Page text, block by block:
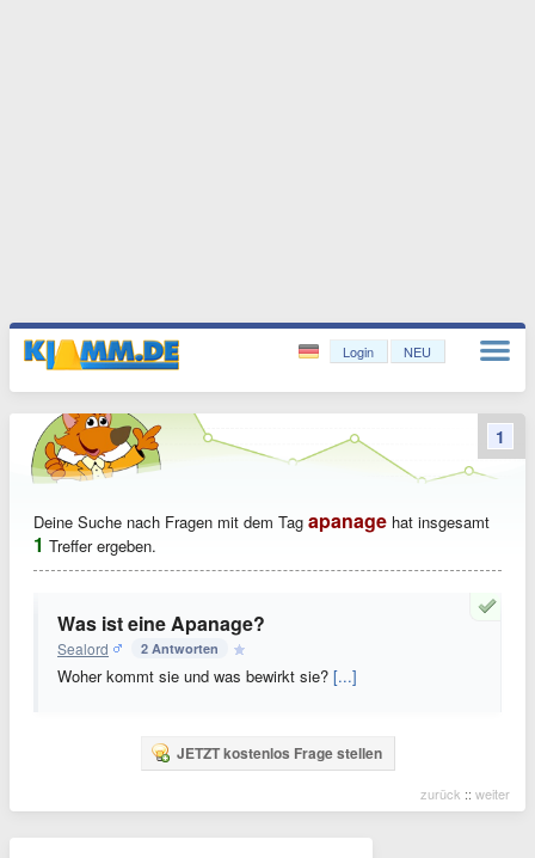
Login NEU
Deine Suche nach Fragen mit dem Tag apanage hat insgesamt
1 Treffer ergeben.
Was ist eine Apanage?
Sealord 2 Antworten
Woher kommt sie und was bewirkt sie? [...]
JETZT kostenlos Frage stellen
zurück :: weiter
1